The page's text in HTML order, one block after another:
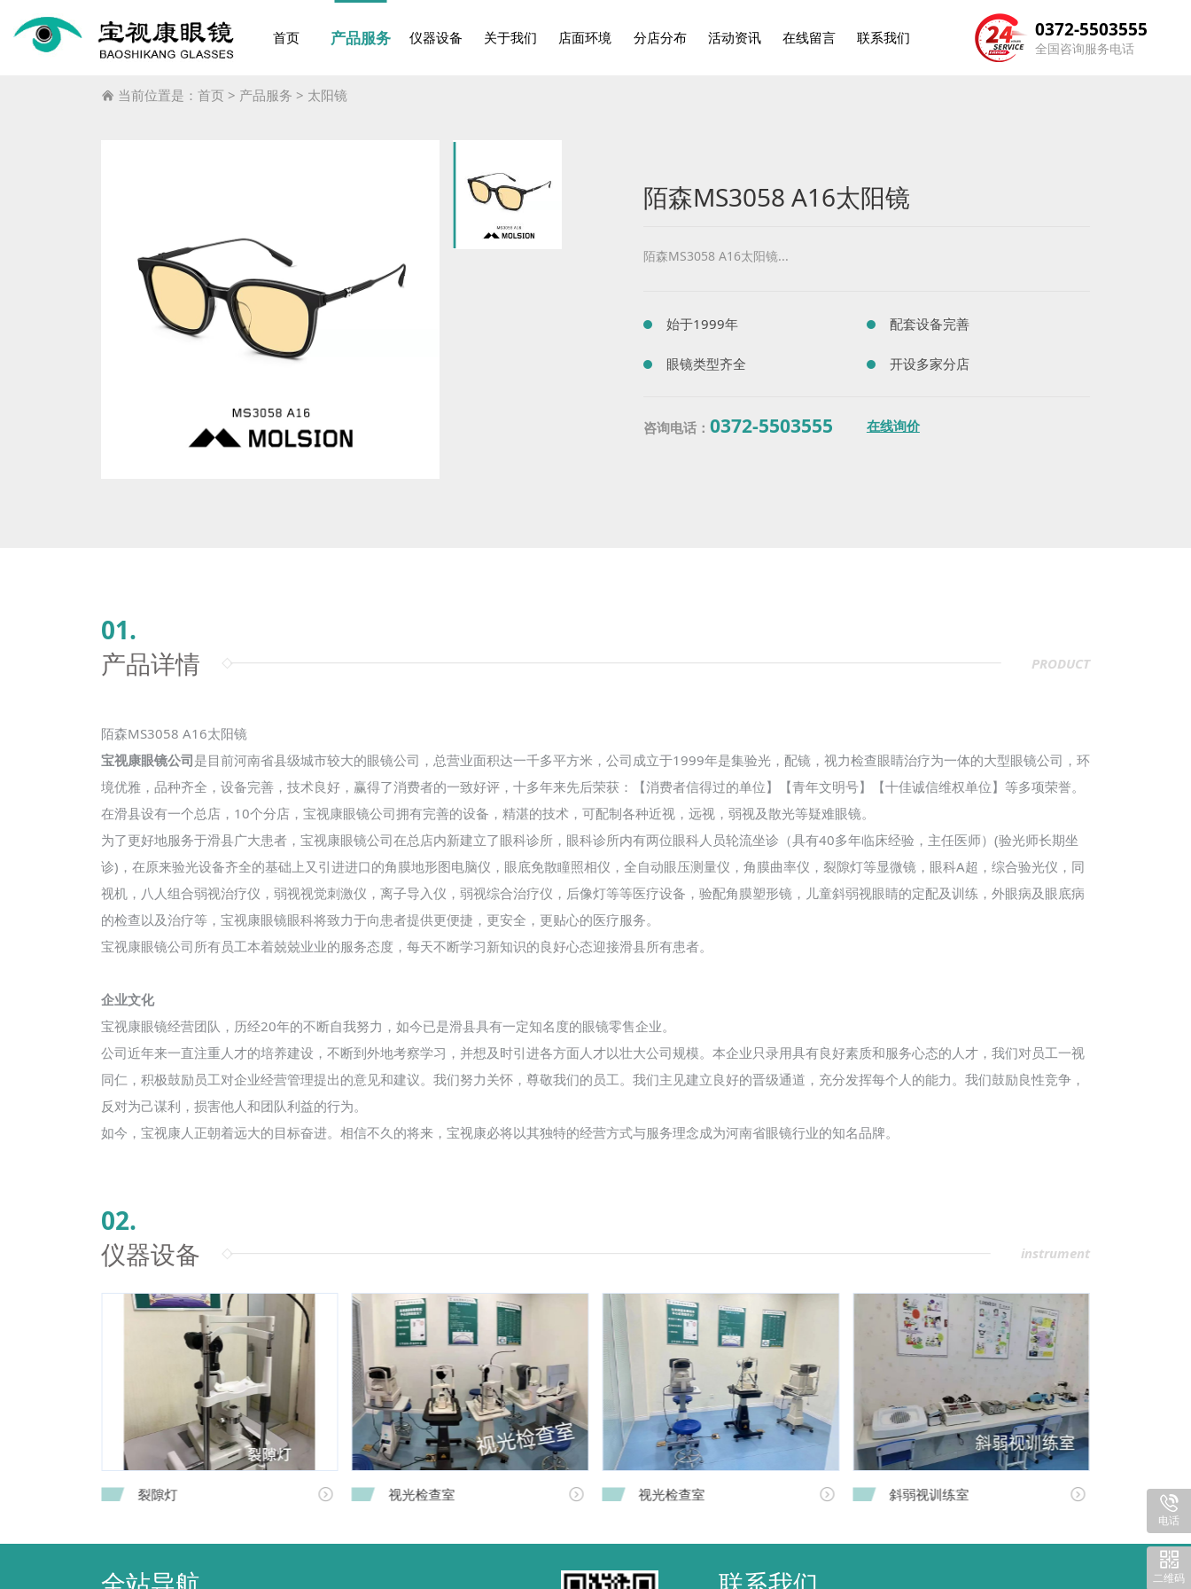
首页 产品服务 仪器设备 关于我们 店面环境 分店分布 活动资讯 在线留言 联系我们 0372-5503555
全国咨询服务电话
 当前位置是： 首页 > 产品服务 > 太阳镜
陌森MS3058 A16太阳镜
陌森MS3058 A16太阳镜...
始于1999年 配套设备完善
眼镜类型齐全 开设多家分店
咨询电话： 0372-5503555 在线询价
01.
产品详情
PRODUCT
陌森MS3058 A16太阳镜
宝视康眼镜公司是目前河南省县级城市较大的眼镜公司，总营业面积达一千多平方米，公司成立于1999年是集验光，配镜，视力检查眼睛治疗为一体的大型眼镜公司，环
境优雅，品种齐全，设备完善，技术良好，赢得了消费者的一致好评，十多年来先后荣获：【消费者信得过的单位】【青年文明号】【十佳诚信维权单位】等多项荣誉。
在滑县设有一个总店，10个分店，宝视康眼镜公司拥有完善的设备，精湛的技术，可配制各种近视，远视，弱视及散光等疑难眼镜。
为了更好地服务于滑县广大患者，宝视康眼镜公司在总店内新建立了眼科诊所，眼科诊所内有两位眼科人员轮流坐诊（具有40多年临床经验，主任医师）(验光师长期坐
诊)，在原来验光设备齐全的基础上又引进进口的角膜地形图电脑仪，眼底免散瞳照相仪，全自动眼压测量仪，角膜曲率仪，裂隙灯等显微镜，眼科А超，综合验光仪，同
视机，八人组合弱视治疗仪，弱视视觉刺激仪，离子导入仪，弱视综合治疗仪，后像灯等等医疗设备，验配角膜塑形镜，儿童斜弱视眼睛的定配及训练，外眼病及眼底病
的检查以及治疗等，宝视康眼镜眼科将致力于向患者提供更便捷，更安全，更贴心的医疗服务。
宝视康眼镜公司所有员工本着兢兢业业的服务态度，每天不断学习新知识的良好心态迎接滑县所有患者。
企业文化
宝视康眼镜经营团队，历经20年的不断自我努力，如今已是滑县具有一定知名度的眼镜零售企业。
公司近年来一直注重人才的培养建设，不断到外地考察学习，并想及时引进各方面人才以壮大公司规模。本企业只录用具有良好素质和服务心态的人才，我们对员工一视
同仁，积极鼓励员工对企业经营管理提出的意见和建议。我们努力关怀，尊敬我们的员工。我们主见建立良好的晋级通道，充分发挥每个人的能力。我们鼓励良性竞争，
反对为己谋利，损害他人和团队利益的行为。
如今，宝视康人正朝着远大的目标奋进。相信不久的将来，宝视康必将以其独特的经营方式与服务理念成为河南省眼镜行业的知名品牌。
02.
仪器设备
instrument
裂隙灯  视光检查室  视光检查室  斜弱视训练室  眼底照
电话
二维码